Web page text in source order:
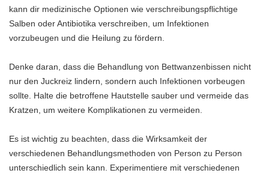
kann dir medizinische Optionen wie verschreibungspflichtige
Salben oder Antibiotika verschreiben, um Infektionen
vorzubeugen und die Heilung zu fördern.
Denke daran, dass die Behandlung von Bettwanzenbissen nicht
nur den Juckreiz lindern, sondern auch Infektionen vorbeugen
sollte. Halte die betroffene Hautstelle sauber und vermeide das
Kratzen, um weitere Komplikationen zu vermeiden.
Es ist wichtig zu beachten, dass die Wirksamkeit der
verschiedenen Behandlungsmethoden von Person zu Person
unterschiedlich sein kann. Experimentiere mit verschiedenen